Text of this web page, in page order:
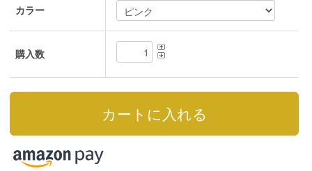
カラー
購入数